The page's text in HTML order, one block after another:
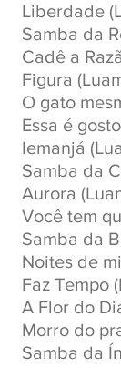
Liberdade
Samba da
Cadê a
Figura
O gato
Essa é
Iemanjá
Samba da
Aurora
Você tem
Samba da
Noites de
Faz Tempo
A Flor do
Morro do
Samba da